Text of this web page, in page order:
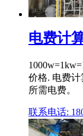
电费计
价格. 电费
所需电费。
联系电话: